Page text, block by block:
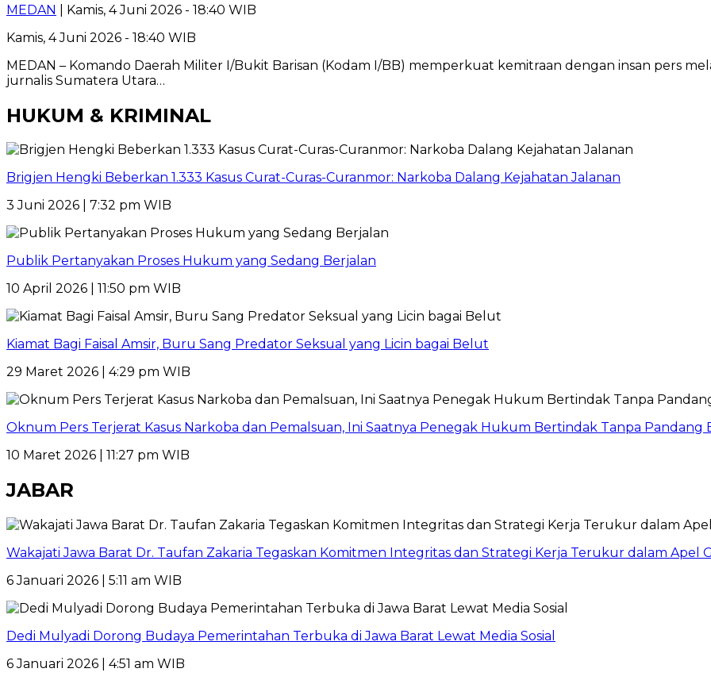
MEDAN
| Kamis, 4 Juni 2026 - 18:40 WIB
Kamis, 4 Juni 2026 - 18:40 WIB
MEDAN – Komando Daerah Militer I/Bukit Barisan (Kodam I/BB) memperkuat kemitraan dengan insan pers
jurnalis Sumatera Utara…
HUKUM & KRIMINAL
Brigjen Hengki Beberkan 1.333 Kasus Curat-Curas-Curanmor: Narkoba Dalang Kejahatan Jalanan
3 Juni 2026 | 7:32 pm WIB
Publik Pertanyakan Proses Hukum yang Sedang Berjalan
10 April 2026 | 11:50 pm WIB
Kiamat Bagi Faisal Amsir, Buru Sang Predator Seksual yang Licin bagai Belut
29 Maret 2026 | 4:29 pm WIB
Oknum Pers Terjerat Kasus Narkoba dan Pemalsuan, Ini Saatnya Penegak Hukum Bertindak Tanpa Pandang
10 Maret 2026 | 11:27 pm WIB
JABAR
Wakajati Jawa Barat Dr. Taufan Zakaria Tegaskan Komitmen Integritas dan Strategi Kerja Terukur dalam Apel
6 Januari 2026 | 5:11 am WIB
Dedi Mulyadi Dorong Budaya Pemerintahan Terbuka di Jawa Barat Lewat Media Sosial
6 Januari 2026 | 4:51 am WIB